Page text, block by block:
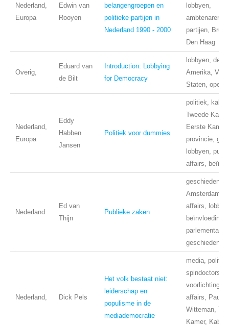
Nederland,
Europa
Edwin van
Rooyen
belangengroepen en
politieke partijen in
Nederland 1990 - 2000
lobbyen,
ambtenaren,
partijen,
Den Haag
Overig,
Eduard van
de Bilt
Introduction: Lobbying
for Democracy
lobbyen,
Amerika,
Staten,
Nederland,
Europa
Eddy
Habben
Jansen
Politiek voor dummies
politiek,
Tweede
Eerste Kamer,
provincie,
lobbyen,
affairs,
Nederland
Ed van
Thijn
Publieke zaken
geschiedenis,
Amsterdam,
affairs,
beïnvloeding,
parlementaire
geschiedenis
Nederland, Dick Pels
Het volk bestaat niet:
leiderschap en
populisme in de
mediademocratie
media,
spindoctors,
voorlichting,
affairs, Pauw
Witteman,
Kamer,